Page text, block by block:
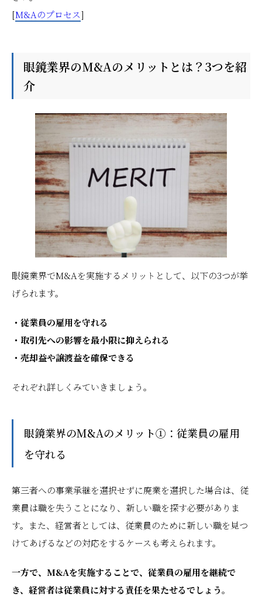
[M&Aのプロセス]
眼鏡業界のM&Aのメリットとは？3つを紹
介
眼鏡業界でM&Aを実施するメリットとして、以下の3つが挙
げられます。
・従業員の雇用を守れる
・取引先への影響を最小限に抑えられる
・売却益や譲渡益を確保できる
それぞれ詳しくみていきましょう。
眼鏡業界のM&Aのメリット①：従業員の雇用
を守れる
第三者への事業承継を選択せずに廃業を選択した場合は、従
業員は職を失うことになり、新しい職を探す必要がありま
す。また、経営者としては、従業員のために新しい職を見つ
けてあげるなどの対応をするケースも考えられます。
一方で、M&Aを実施することで、従業員の雇用を継続で
き、経営者は従業員に対する責任を果たせるでしょう。